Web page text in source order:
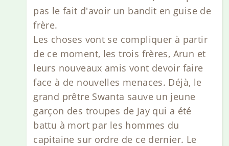
pas le fait d'avoir un bandit en guise de
frère.
Les choses vont se compliquer à partir
de ce moment, les trois frères, Arun et
leurs nouveaux amis vont devoir faire
face à de nouvelles menaces. Déjà, le
grand prêtre Swanta sauve un jeune
garçon des troupes de Jay qui a été
battu à mort par les hommes du
capitaine sur ordre de ce dernier. Le